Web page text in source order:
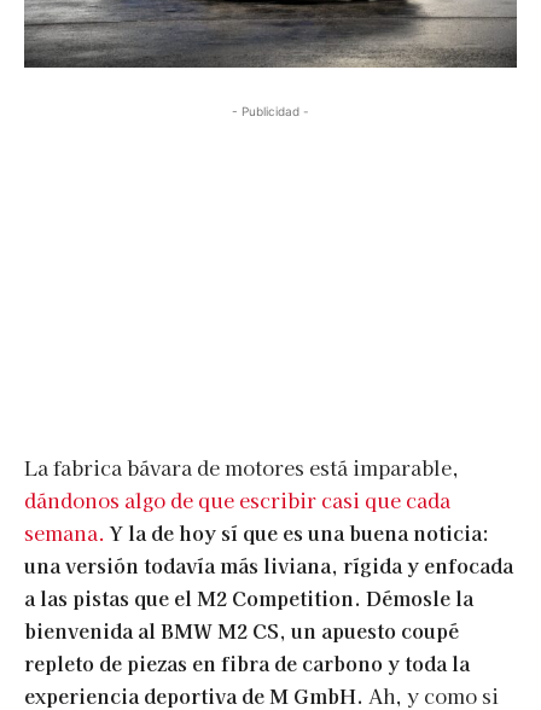
- Publicidad -
La fabrica bávara de motores está imparable,
dándonos algo de que escribir casi que cada
semana. Y la de hoy sí que es una buena noticia:
una versión todavía más liviana, rígida y enfocada
a las pistas que el M2 Competition. Démosle la
bienvenida al BMW M2 CS, un apuesto coupé
repleto de piezas en fibra de carbono y toda la
experiencia deportiva de M GmbH. Ah, y como si